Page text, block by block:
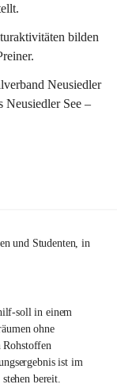
bilden
Neusiedler
Neusiedler See –
und Studenten, in
soll in einem
ohne
Rohstoffen
ist im
bereit.